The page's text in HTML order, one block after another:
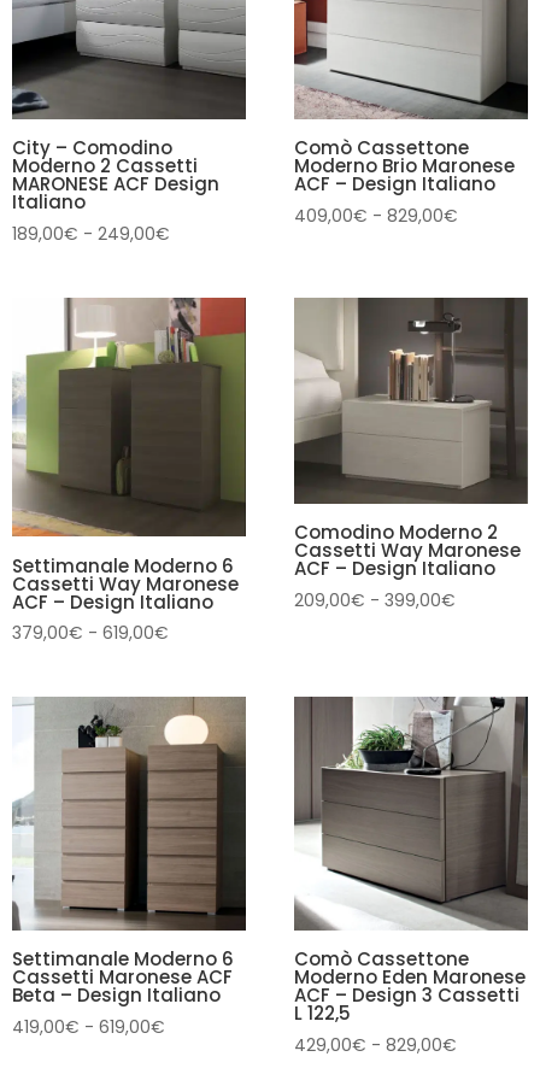
City – Comodino
Moderno 2 Cassetti
MARONESE ACF Design
Italiano
189,00€ - 249,00€
da
189,00€
a
Comò Cassettone
Moderno Brio Maronese
ACF – Design Italiano
409,00€ - 829,00€
da
409,00€
a
Settimanale Moderno 6
Cassetti Way Maronese
ACF – Design Italiano
379,00€ - 619,00€
da
379,00€
a
619,00€
Comodino Moderno 2
Cassetti Way Maronese
ACF – Design Italiano
209,00€ - 399,00€
209,00€
a
399,00€
Settimanale Moderno 6
Cassetti Maronese ACF
Beta – Design Italiano
419,00€ - 619,00€
Comò Cassettone
Moderno Eden Maronese
ACF – Design 3 Cassetti
L 122,5
429,00€ - 829,00€